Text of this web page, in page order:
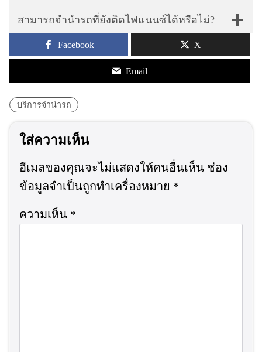
สามารถจำนำรถที่ยังติดไฟแนนซ์ได้หรือไม่?
Facebook X
Email
บริการจำนำรถ
ใส่ความเห็น
อีเมลของคุณจะไม่แสดงให้คนอื่นเห็น ช่อง
ข้อมูลจำเป็นถูกทำเครื่องหมาย *
ความเห็น *